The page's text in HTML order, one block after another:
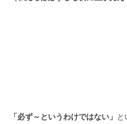
「必ず～というわけではない」 と